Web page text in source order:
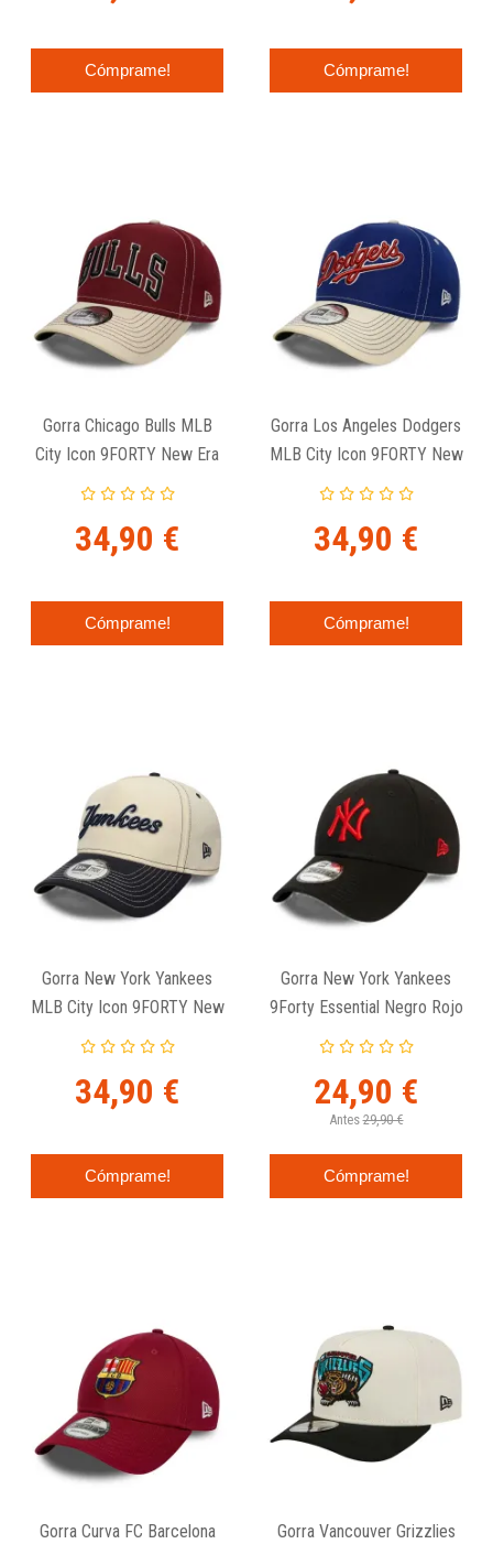
Cómprame! Cómprame!
Gorra Chicago Bulls MLB
City Icon 9FORTY New Era
E-Frame
34,90 €
Cómprame!
Gorra Los Angeles Dodgers
MLB City Icon 9FORTY New
Era E-Frame
34,90 €
Cómprame!
Gorra New York Yankees
MLB City Icon 9FORTY New
Era E-Frame
34,90 €
Cómprame!
Gorra New York Yankees
9Forty Essential Negro Rojo
De New Era
24,90 €
Antes 29,90 €
Cómprame!
Gorra Curva FC Barcelona
Gorra Vancouver Grizzlies